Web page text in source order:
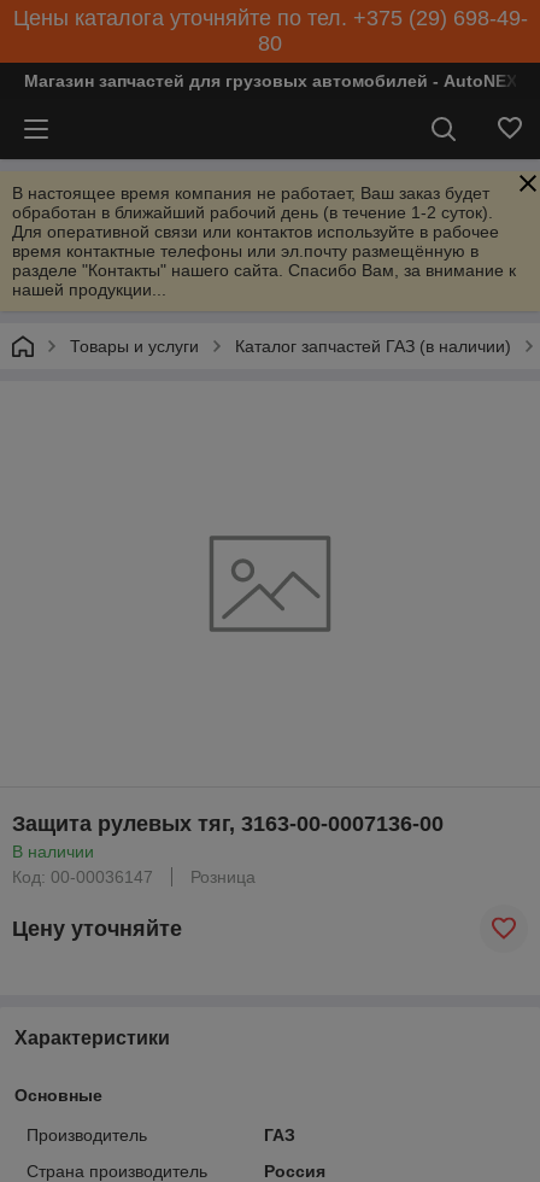
Цены каталога уточняйте по тел. +375 (29) 698-49-
80
Магазин запчастей для грузовых автомобилей - AutoNEXT
В настоящее время компания не работает, Ваш заказ будет
обработан в ближайший рабочий день (в течение 1-2 суток).
Для оперативной связи или контактов используйте в рабочее
время контактные телефоны или эл.почту размещённую в
разделе "Контакты" нашего сайта. Спасибо Вам, за внимание к
нашей продукции...
Товары и услуги Каталог запчастей ГАЗ (в наличии)
Защита рулевых тяг, 3163-00-0007136-00
В наличии
Код: 00-00036147
Розница
Цену уточняйте
Характеристики
Основные
Производитель
ГАЗ
Страна производитель
Россия